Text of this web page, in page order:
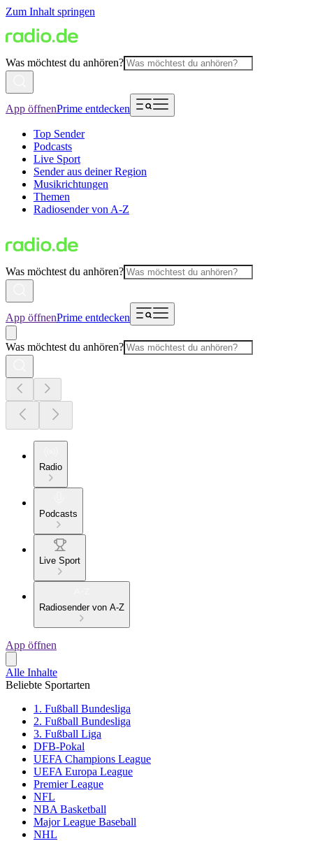
Zum Inhalt springen
Was möchtest du anhören?
App öffnenPrime entdecken
Top Sender
Podcasts
Live Sport
Sender aus deiner Region
Musikrichtungen
Themen
Radiosender von A-Z
Was möchtest du anhören?
App öffnenPrime entdecken
Was möchtest du anhören?
Radio
Podcasts
Live Sport
Radiosender von A-Z
App öffnen
Alle Inhalte
Beliebte Sportarten
1. Fußball Bundesliga
2. Fußball Bundesliga
3. Fußball Liga
DFB-Pokal
UEFA Champions League
UEFA Europa League
Premier League
NFL
NBA Basketball
Major League Baseball
NHL